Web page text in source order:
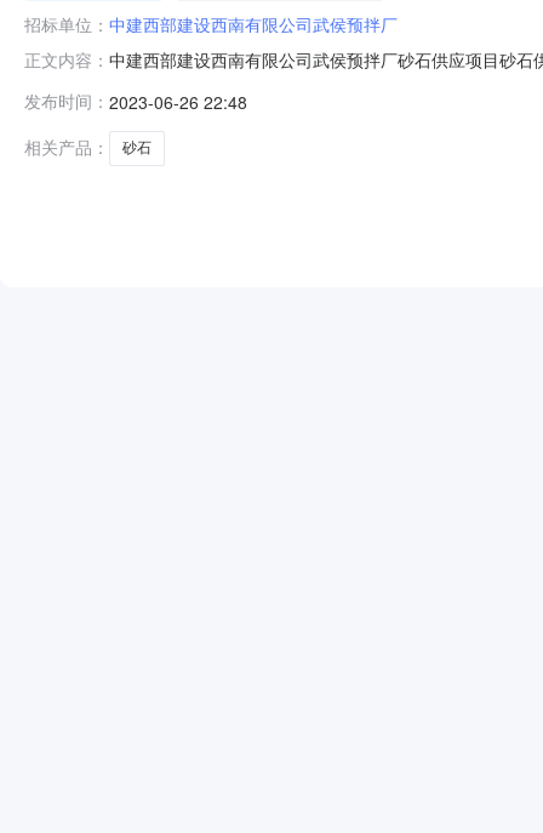
招标单位： 中建西部建设西南有限公司武侯预拌厂
正文内容： 中建西部建设西南有限公司武侯预拌厂砂石供应项目砂
发布时间： 2023-06-26 22:48
相关产品：
砂石